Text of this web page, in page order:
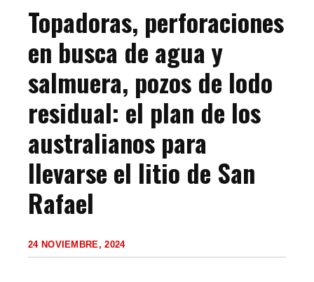
Topadoras, perforaciones
en busca de agua y
salmuera, pozos de lodo
residual: el plan de los
australianos para
llevarse el litio de San
Rafael
24 NOVIEMBRE, 2024